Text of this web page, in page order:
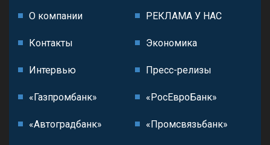
О компании РЕКЛАМА У НАС
Контакты Экономика
Интервью Пресс-релизы
«Газпромбанк» «РосЕвроБанк»
«Автоградбанк» «Промсвязьбанк»